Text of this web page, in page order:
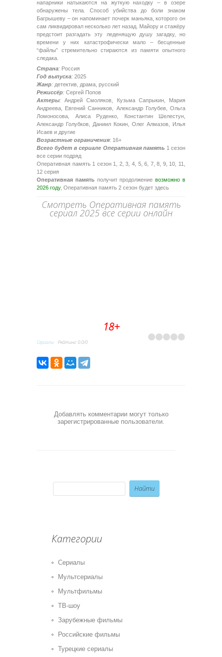
напарники натыкаются на жуткую находку – в озере
обнаружены тела. Способ убийства до боли знаком
Багрышеву – он напоминает почерк маньяка, которого он
сам ликвидировал несколько лет назад. Майору и стажёру
предстоит разгадать эту леденящую душу загадку, но
времени у них катастрофически мало – бесценные
“файлы” стремительно стираются из памяти опытного
следака.
Страна: Россия
Год выпуска: 2025
Жанр: детектив, драма, русский
Режиссёр: Сергей Попов
Актеры: Андрей Смоляков, Кузьма Сапрыкин, Мария
Андреева, Евгений Санников, Александр Голубев, Ольга
Ломоносова, Алиса Руденко, Константин Шелестун,
Александр Голубков, Даниил Кокин, Олег Алмазов, Илья
Исаев и другие
Возрастные ограничения: 16+
Всего будет в сериале Оперативная память 1 сезон
все серии подряд
Оперативная память 1 сезон 1, 2, 3, 4, 5, 6, 7, 8, 9, 10, 11,
12 серия
Оперативная памятьполучит продолжениевозможно в
2026 году, Оперативная память 2 сезон будет здесь
Смотреть Оперативная память
сериал 2025 все серии онлайн
18+
Сериалы Рейтинг:0.0/0
Добавлять комментарии могут только
зарегистрированные пользователи.
Категории
Сериалы
Мультсериалы
Мультфильмы
ТВ-шоу
Зарубежные фильмы
Российские фильмы
Турецкие сериалы